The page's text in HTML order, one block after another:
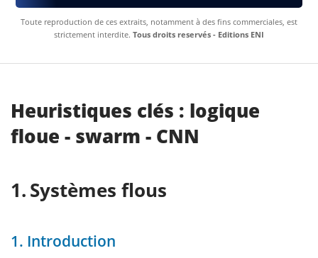
Toute reproduction de ces extraits, notamment à des fins commerciales, est
strictement interdite. Tous droits reservés - Editions ENI
Heuristiques clés : logique
floue - swarm - CNN
Systèmes flous
1. Introduction